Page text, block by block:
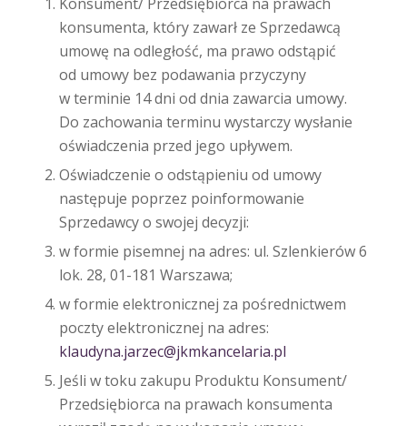
konsumenta, który zawarł ze Sprzedawcą
umowę na odległość, ma prawo odstąpić
od umowy bez podawania przyczyny
w terminie 14 dni od dnia zawarcia umowy.
Do zachowania terminu wystarczy wysłanie
oświadczenia przed jego upływem.
Oświadczenie o odstąpieniu od umowy
następuje poprzez poinformowanie
Sprzedawcy o swojej decyzji:
w formie pisemnej na adres: ul. Szlenkierów 6
lok. 28, 01-181 Warszawa;
w formie elektronicznej za pośrednictwem
poczty elektronicznej na adres:
klaudyna.jarzec@jkmkancelaria.pl
Jeśli w toku zakupu Produktu Konsument/
Przedsiębiorca na prawach konsumenta